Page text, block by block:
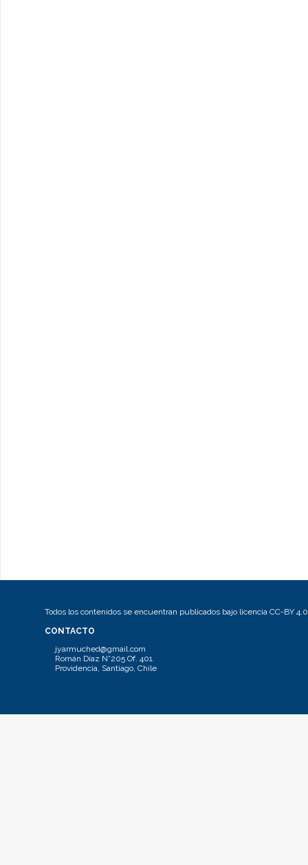
Todos los contenidos se encuentran publicados bajo licencia CC-BY 4.0
CONTACTO
jyarmuched@gmail.com
Román Díaz N°205 Of. 401.
Providencia, Santiago, Chile